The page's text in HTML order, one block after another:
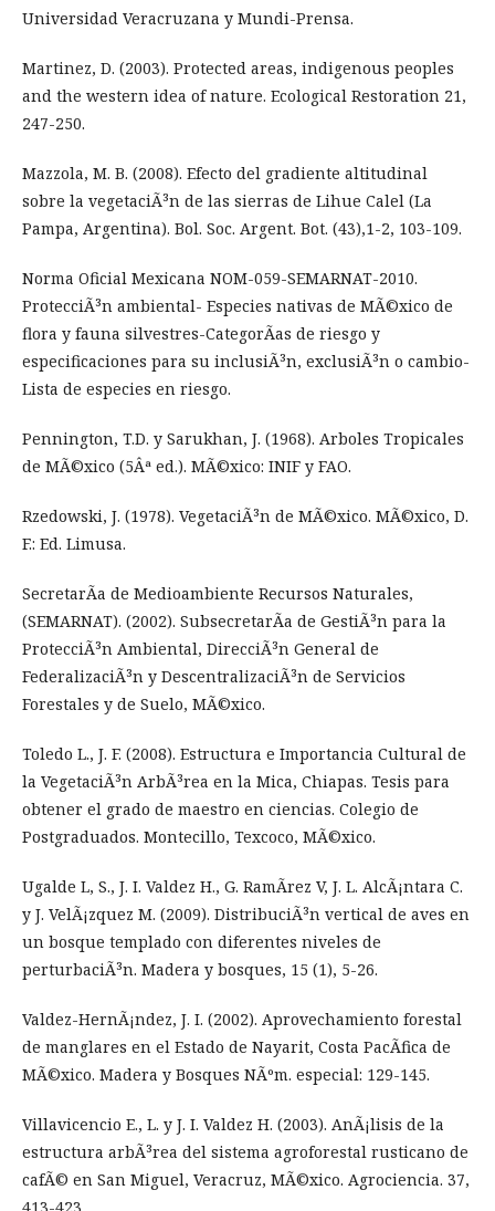
Universidad Veracruzana y Mundi-Prensa.
Martinez, D. (2003). Protected areas, indigenous peoples
and the western idea of nature. Ecological Restoration 21,
247-250.
Mazzola, M. B. (2008). Efecto del gradiente altitudinal
sobre la vegetaciÃ³n de las sierras de Lihue Calel (La
Pampa, Argentina). Bol. Soc. Argent. Bot. (43),1-2, 103-109.
Norma Oficial Mexicana NOM-059-SEMARNAT-2010.
ProtecciÃ³n ambiental- Especies nativas de MÃ©xico de
flora y fauna silvestres-CategorÃ­as de riesgo y
especificaciones para su inclusiÃ³n, exclusiÃ³n o cambio-
Lista de especies en riesgo.
Pennington, T.D. y Sarukhan, J. (1968). Arboles Tropicales
de MÃ©xico (5Âª ed.). MÃ©xico: INIF y FAO.
Rzedowski, J. (1978). VegetaciÃ³n de MÃ©xico. MÃ©xico, D.
F.: Ed. Limusa.
SecretarÃ­a de Medioambiente Recursos Naturales,
(SEMARNAT). (2002). SubsecretarÃ­a de GestiÃ³n para la
ProtecciÃ³n Ambiental, DirecciÃ³n General de
FederalizaciÃ³n y DescentralizaciÃ³n de Servicios
Forestales y de Suelo, MÃ©xico.
Toledo L., J. F. (2008). Estructura e Importancia Cultural de
la VegetaciÃ³n ArbÃ³rea en la Mica, Chiapas. Tesis para
obtener el grado de maestro en ciencias. Colegio de
Postgraduados. Montecillo, Texcoco, MÃ©xico.
Ugalde L, S., J. I. Valdez H., G. RamÃ­rez V, J. L. AlcÃ¡ntara C.
y J. VelÃ¡zquez M. (2009). DistribuciÃ³n vertical de aves en
un bosque templado con diferentes niveles de
perturbaciÃ³n. Madera y bosques, 15 (1), 5-26.
Valdez-HernÃ¡ndez, J. I. (2002). Aprovechamiento forestal
de manglares en el Estado de Nayarit, Costa PacÃ­fica de
MÃ©xico. Madera y Bosques NÃºm. especial: 129-145.
Villavicencio E., L. y J. I. Valdez H. (2003). AnÃ¡lisis de la
estructura arbÃ³rea del sistema agroforestal rusticano de
cafÃ© en San Miguel, Veracruz, MÃ©xico. Agrociencia. 37,